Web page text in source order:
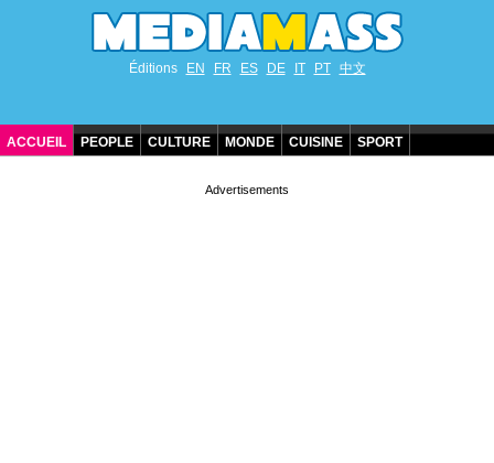
Éditions EN FR ES DE IT PT 中文
ACCUEIL PEOPLE CULTURE MONDE CUISINE SPORT